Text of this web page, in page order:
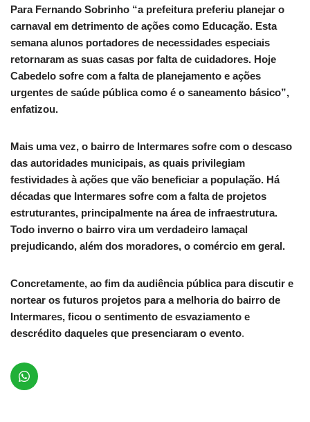
Para Fernando Sobrinho “a prefeitura preferiu planejar o
carnaval em detrimento de ações como Educação. Esta
semana alunos portadores de necessidades especiais
retornaram as suas casas por falta de cuidadores. Hoje
Cabedelo sofre com a falta de planejamento e ações
urgentes de saúde pública como é o saneamento básico”,
enfatizou.
Mais uma vez, o bairro de Intermares sofre com o descaso
das autoridades municipais, as quais privilegiam
festividades à ações que vão beneficiar a população. Há
décadas que Intermares sofre com a falta de projetos
estruturantes, principalmente na área de infraestrutura.
Todo inverno o bairro vira um verdadeiro lamaçal
prejudicando, além dos moradores, o comércio em geral.
Concretamente, ao fim da audiência pública para discutir e
nortear os futuros projetos para a melhoria do bairro de
Intermares, ficou o sentimento de esvaziamento e
descrédito daqueles que presenciaram o evento.